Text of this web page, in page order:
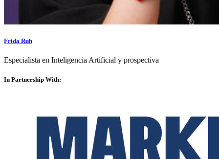
Frida Ruh
Especialista en Inteligencia Artificial y prospectiva
In Partnership With: